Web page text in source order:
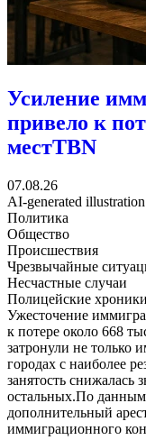
Усиление
привело к
местTBN
07.08.26
AI-generated illustration
Политика
Общество
Происшествия
Чрезвычайные
Несчастные случаи
Полицейские хроники
Ужесточение
к потере около 668
затронули не только
городах с наиболее
занятость снижалась
остальных.По
дополнительный
иммиграционного